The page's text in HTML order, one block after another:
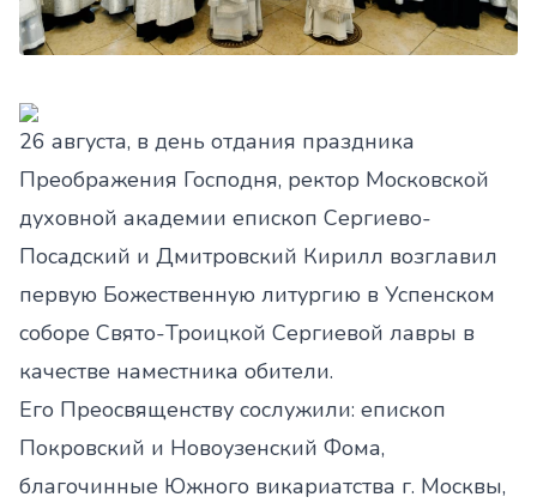
26 августа, в день отдания праздника
Преображения Господня, ректор Московской
духовной академии епископ Сергиево-
Посадский и Дмитровский Кирилл возглавил
первую Божественную литургию в Успенском
соборе Свято-Троицкой Сергиевой лавры в
качестве наместника обители.
Его Преосвященству сослужили: епископ
Покровский и Новоузенский Фома,
благочинные Южного викариатства г. Москвы,